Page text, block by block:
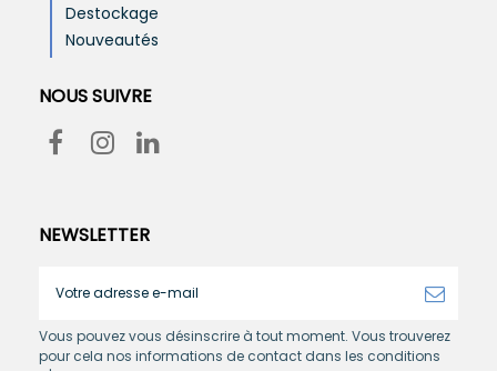
Destockage
Nouveautés
NOUS SUIVRE
NEWSLETTER
Vous pouvez vous désinscrire à tout moment. Vous trouverez
pour cela nos informations de contact dans les conditions